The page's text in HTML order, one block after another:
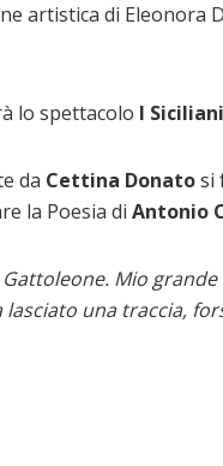
artistica di Eleonora
lo spettacolo I
da Cettina Donatosi
la Poesia di Antonio
Mio
lasciato una traccia,